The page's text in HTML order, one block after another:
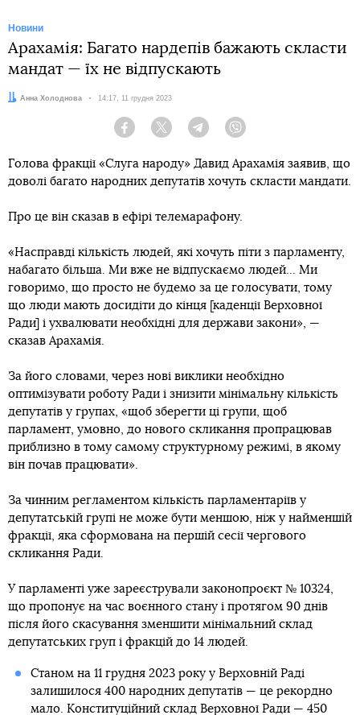
Новини
Арахамія: Багато нардепів бажають скласти
мандат — їх не відпускають
Автор:
Анна Холоднова Дата:
14:17, 11 грудня 2023
Facebook Twitter Telegram
Голова фракції «Слуга народу» Давид Арахамія заявив, що
доволі багато народних депутатів хочуть скласти мандати.
Про це він сказав в ефірі телемарафону.
«Насправді кількість людей, які хочуть піти з парламенту,
набагато більша. Ми вже не відпускаємо людей... Ми
говоримо, що просто не будемо за це голосувати, тому
що люди мають досидіти до кінця [каденції Верховної
Ради] і ухвалювати необхідні для держави закони», —
сказав Арахамія.
За його словами, через нові виклики необхідно
оптимізувати роботу Ради і знизити мінімальну кількість
депутатів у групах, «щоб зберегти ці групи, щоб
парламент, умовно, до нового скликання пропрацював
приблизно в тому самому структурному режимі, в якому
він почав працювати».
За чинним регламентом кількість парламентаріїв у
депутатській групі не може бути меншою, ніж у найменшій
фракції, яка сформована на першій сесії чергового
скликання Ради.
У парламенті уже зареєстрували законопроєкт № 10324,
що пропонує на час воєнного стану і протягом 90 днів
після його скасування зменшити мінімальний склад
депутатських груп і фракцій до 14 людей.
Станом на 11 грудня 2023 року у Верховній Раді
залишилося 400 народних депутатів — це рекордно
мало. Конституційний склад Верховної Ради — 450